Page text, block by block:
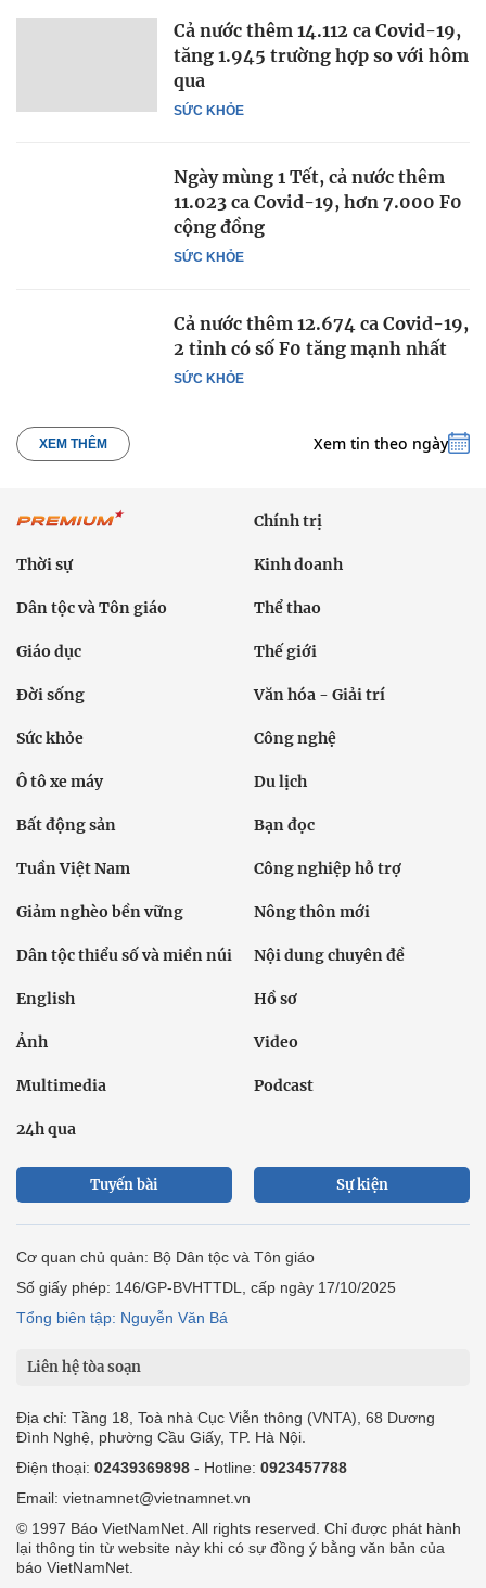
SỨC KHỎE
Cả nước thêm 14.112 ca Covid-19,
tăng 1.945 trường hợp so với hôm
qua
SỨC KHỎE
Ngày mùng 1 Tết, cả nước thêm
11.023 ca Covid-19, hơn 7.000 F0
cộng đồng
SỨC KHỎE
Cả nước thêm 12.674 ca Covid-19,
2 tỉnh có số F0 tăng mạnh nhất
XEM THÊM Xem tin theo ngày
Chính trị
Thời sự Kinh doanh
Dân tộc và Tôn giáo Thể thao
Giáo dục Thế giới
Đời sống Văn hóa - Giải trí
Sức khỏe Công nghệ
Ô tô xe máy Du lịch
Bất động sản Bạn đọc
Tuần Việt Nam Công nghiệp hỗ trợ
Giảm nghèo bền vững Nông thôn mới
Dân tộc thiểu số và miền núi Nội dung chuyên đề
English Hồ sơ
Ảnh Video
Multimedia Podcast
24h qua
Tuyến bài Sự kiện
Cơ quan chủ quản: Bộ Dân tộc và Tôn giáo
Số giấy phép: 146/GP-BVHTTDL, cấp ngày 17/10/2025
Tổng biên tập: Nguyễn Văn Bá
Liên hệ tòa soạn
Địa chỉ: Tầng 18, Toà nhà Cục Viễn thông (VNTA), 68 Dương
Đình Nghệ, phường Cầu Giấy, TP. Hà Nội.
Điện thoại: 02439369898 - Hotline: 0923457788
Email: vietnamnet@vietnamnet.vn
© 1997 Báo VietNamNet. All rights reserved. Chỉ được phát hành
lại thông tin từ website này khi có sự đồng ý bằng văn bản của
báo VietNamNet.